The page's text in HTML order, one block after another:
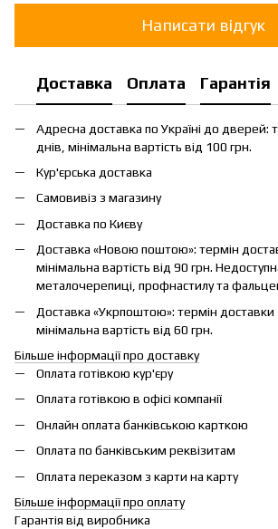
Написати відгук
Доставка Оплата Гарантія
Адресна доставка по Україні до дверей:
днів, мінімальна вартість від 100 грн.
Кур'єрська доставка
Самовивіз з магазину
Доставка по Києву
Доставка «Новою поштою»: термін
мінімальна вартість від 90 грн.
металочерепиці, профнастилу та
Доставка «Укрпоштою»: термін доставки
мінімальна вартість від 60 грн.
Більше інформації про доставку
Оплата готівкою кур'єру
Оплата готівкою в офісі компанії
Онлайн оплата банківською карткою
Оплата по банківським реквізитам
Оплата переказом з карти на карту
Більше інформації про оплату
Гарантія від виробника